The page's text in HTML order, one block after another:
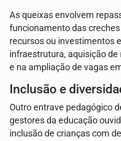
As queixas envolvem
funcionamento das
recursos ou investimentos
infraestrutura, aquisição
e na ampliação de vagas
Inclusão e
Outro entrave pedagógico
gestores da educação
inclusão de crianças com